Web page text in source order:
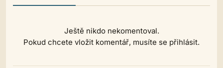
Ještě nikdo nekomentoval.
Pokud chcete vložit komentář, musíte se přihlásit.